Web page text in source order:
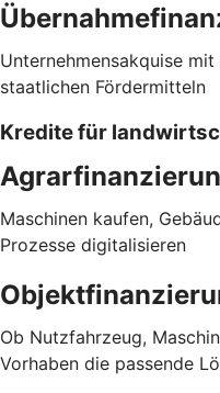
Unternehmensakquise
staatlichen Fördermitteln
Kredite für
Maschinen kaufen,
Prozesse digitalisieren
Ob Nutzfahrzeug,
Vorhaben die passende